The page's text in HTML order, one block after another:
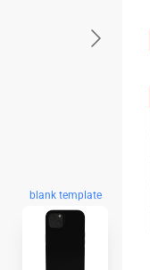
blank template